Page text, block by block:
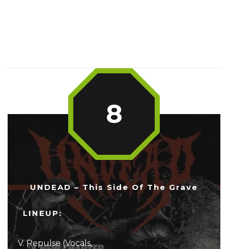
UNDEAD – This Side Of The Grave
LINEUP:
V. Repulse (Vocals,
8